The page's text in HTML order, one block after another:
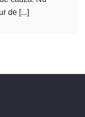
de [...]